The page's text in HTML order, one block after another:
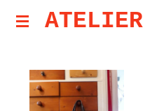
Ga
hoofdinhoud